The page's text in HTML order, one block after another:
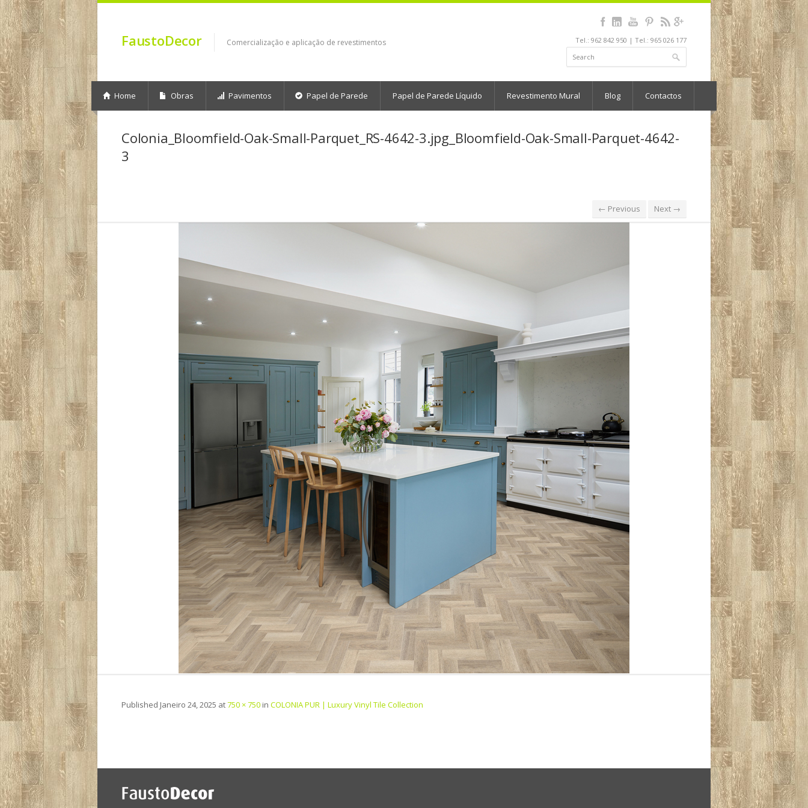
FaustoDecor Comercialização e aplicação de revestimentos Tel.: 962 842 950 | Tel.: 965 026 177
Home Obras Pavimentos Papel de Parede Papel de Parede Líquido Revestimento Mural Blog Contactos
Colonia_Bloomfield-Oak-Small-Parquet_RS-4642-3.jpg_Bloomfield-Oak-Small-Parquet-4642-
3
← Previous Next →
Published Janeiro 24, 2025 at750 × 750 in COLONIA PUR | Luxury Vinyl Tile Collection